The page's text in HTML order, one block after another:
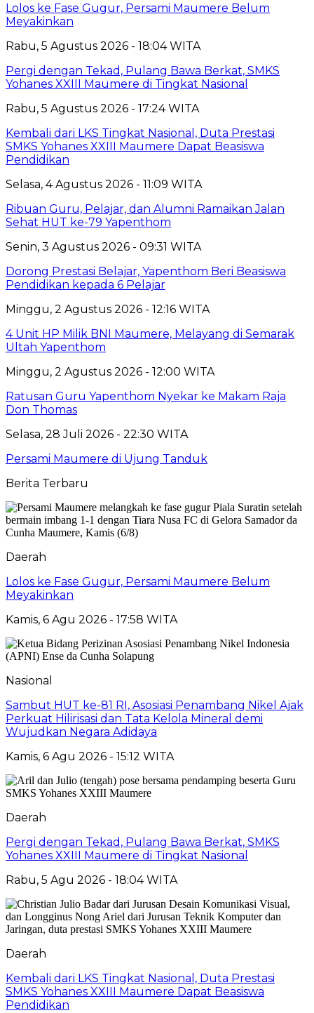
Lolos ke Fase Gugur, Persami Maumere Belum
Meyakinkan
Rabu, 5 Agustus 2026 - 18:04 WITA
Pergi dengan Tekad, Pulang Bawa Berkat, SMKS
Yohanes XXIII Maumere di Tingkat Nasional
Rabu, 5 Agustus 2026 - 17:24 WITA
Kembali dari LKS Tingkat Nasional, Duta Prestasi
SMKS Yohanes XXIII Maumere Dapat Beasiswa
Pendidikan
Selasa, 4 Agustus 2026 - 11:09 WITA
Ribuan Guru, Pelajar, dan Alumni Ramaikan Jalan
Sehat HUT ke-79 Yapenthom
Senin, 3 Agustus 2026 - 09:31 WITA
Dorong Prestasi Belajar, Yapenthom Beri Beasiswa
Pendidikan kepada 6 Pelajar
Minggu, 2 Agustus 2026 - 12:16 WITA
4 Unit HP Milik BNI Maumere, Melayang di Semarak
Ultah Yapenthom
Minggu, 2 Agustus 2026 - 12:00 WITA
Ratusan Guru Yapenthom Nyekar ke Makam Raja
Don Thomas
Selasa, 28 Juli 2026 - 22:30 WITA
Persami Maumere di Ujung Tanduk
Berita Terbaru
Daerah
Lolos ke Fase Gugur, Persami Maumere Belum
Meyakinkan
Kamis, 6 Agu 2026 - 17:58 WITA
Nasional
Sambut HUT ke-81 RI, Asosiasi Penambang Nikel Ajak
Perkuat Hilirisasi dan Tata Kelola Mineral demi
Wujudkan Negara Adidaya
Kamis, 6 Agu 2026 - 15:12 WITA
Daerah
Pergi dengan Tekad, Pulang Bawa Berkat, SMKS
Yohanes XXIII Maumere di Tingkat Nasional
Rabu, 5 Agu 2026 - 18:04 WITA
Daerah
Kembali dari LKS Tingkat Nasional, Duta Prestasi
SMKS Yohanes XXIII Maumere Dapat Beasiswa
Pendidikan